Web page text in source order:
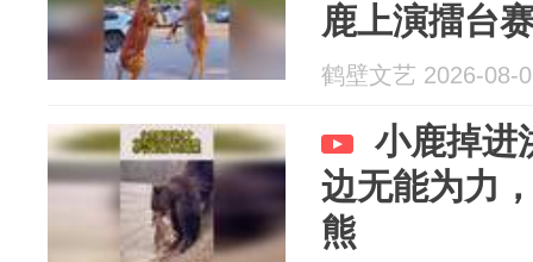
鹿上演擂台
鹤壁文艺 2026-08-
小鹿掉进
边无能为力
熊